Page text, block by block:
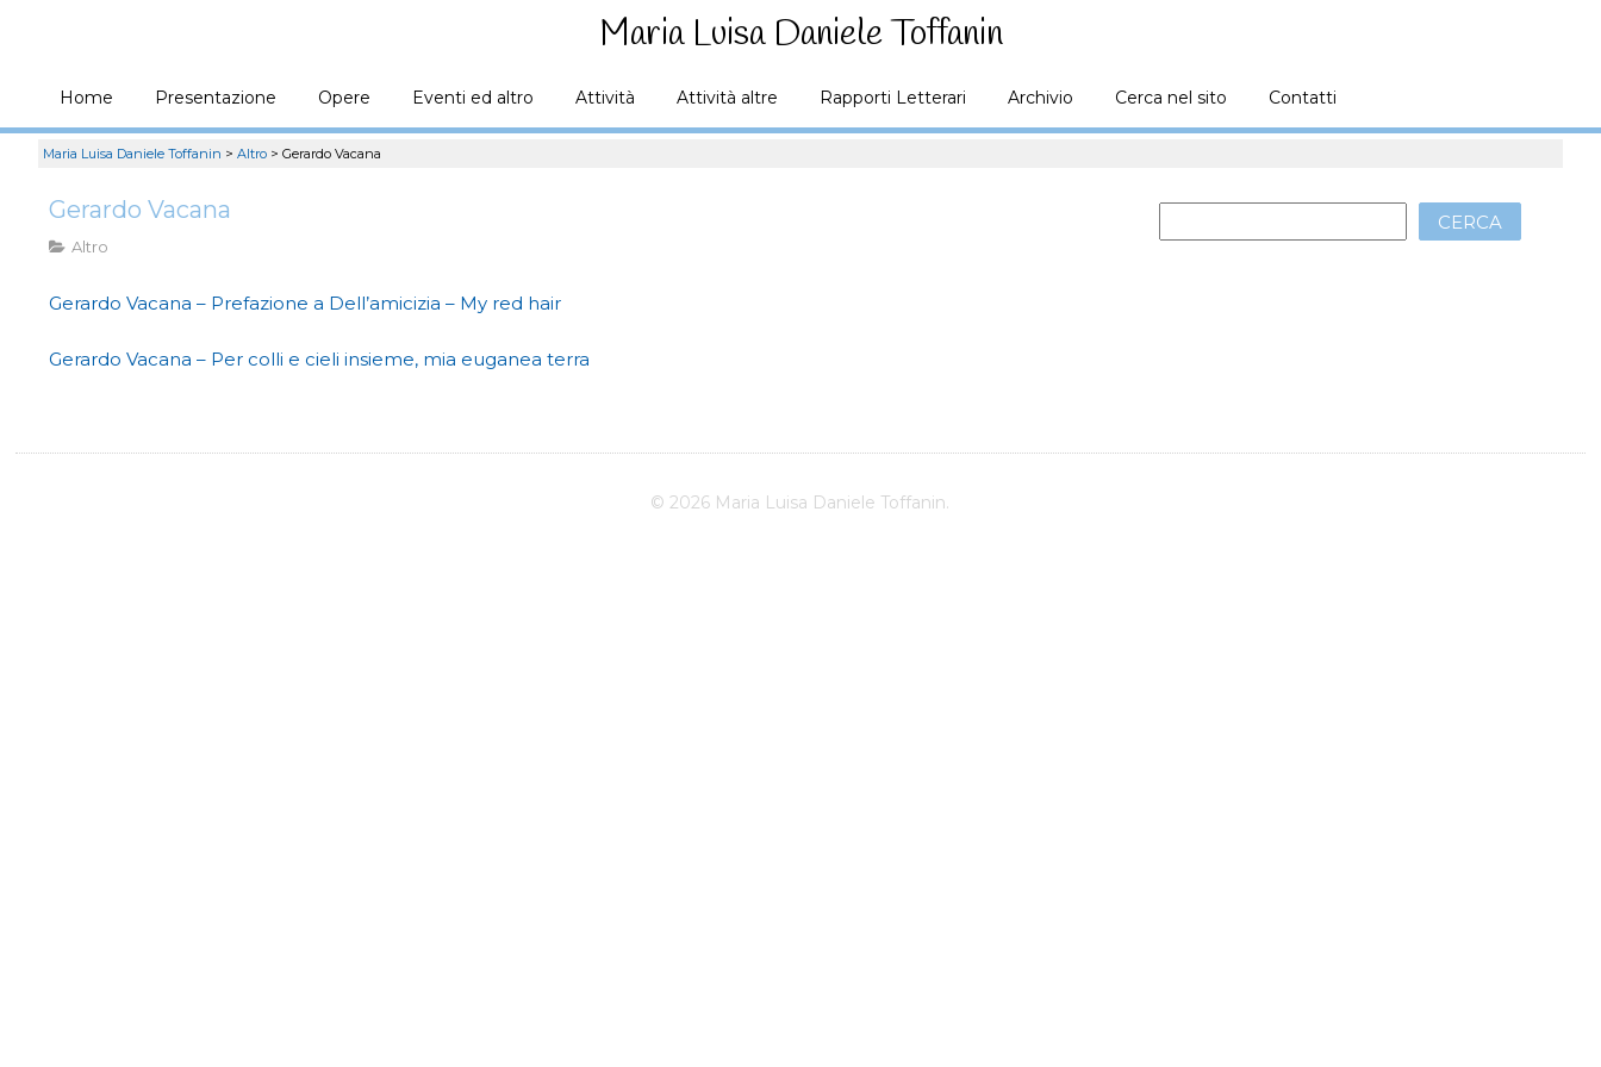
Maria Luisa Daniele Toffanin
Home Presentazione Opere Eventi ed altro Attività Attività altre Rapporti Letterari Archivio Cerca nel sito Contatti
Maria Luisa Daniele Toffanin > Altro > Gerardo Vacana
Gerardo Vacana
Altro
Gerardo Vacana – Prefazione a Dell’amicizia – My red hair
Gerardo Vacana – Per colli e cieli insieme, mia euganea terra
CERCA
© 2026 Maria Luisa Daniele Toffanin.